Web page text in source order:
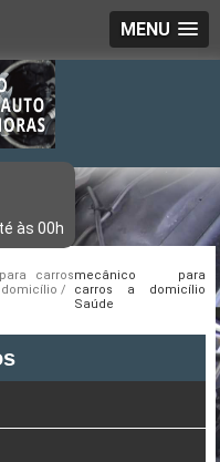
MENU
carrosmecânico para
carros a domicílio
Saúde